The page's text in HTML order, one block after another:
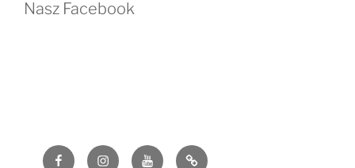
Nasz Facebook
FacebookInstagramYouTube
G